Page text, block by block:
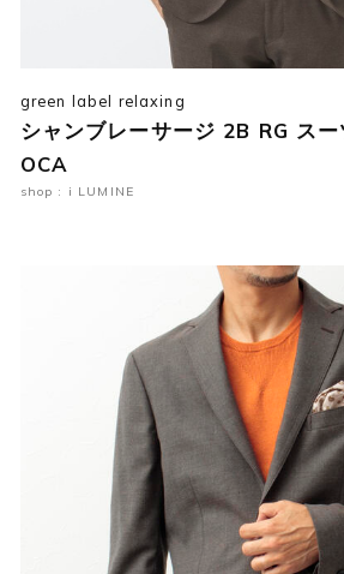
green label relaxing
シャンブレーサージ 2B RG ス
OCA
shop : i LUMINE